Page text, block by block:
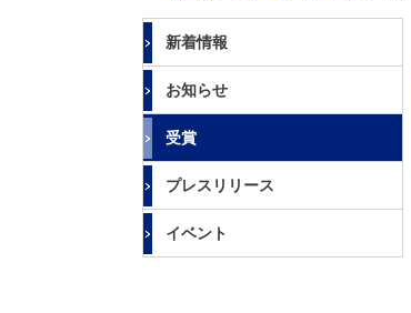
端
科
学
技
術
大
学
院
大
学
新着情報
お知らせ
受賞
プレスリリース
イベント